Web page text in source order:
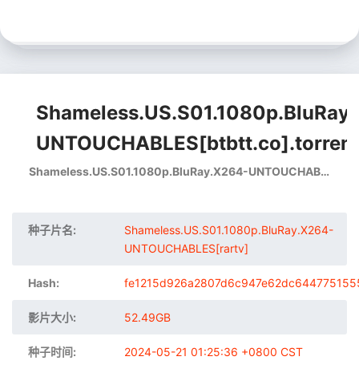
UNTOUCHABLES[btbtt.co].torrent
Shameless.US.S01.1080p.BluRay.X264-UNTOUCHABLES[rartv]
种子片名:
Shameless.US.S01.1080p.BluRay.X264-
UNTOUCHABLES[rartv]
Hash:
影片大小: 52.49GB
种子时间: 2024-05-21 01:25:36 +0800 CST